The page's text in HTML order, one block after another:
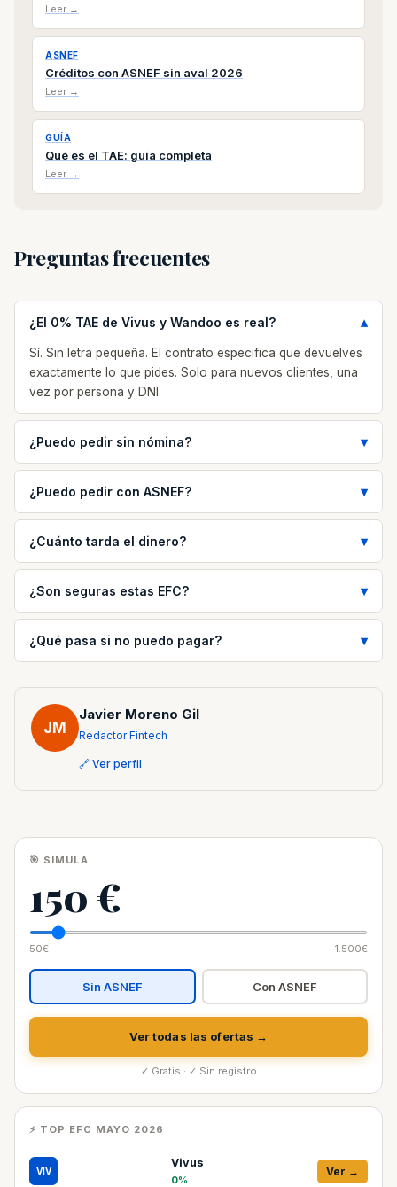
Leer →
ASNEF
Créditos con ASNEF sin aval 2026
Leer →
GUÍA
Qué es el TAE: guía completa
Leer →
Preguntas frecuentes
¿El 0% TAE de Vivus y Wandoo es real?
Sí. Sin letra pequeña. El contrato especifica que devuelves
exactamente lo que pides. Solo para nuevos clientes, una
vez por persona y DNI.
¿Puedo pedir sin nómina?
¿Puedo pedir con ASNEF?
¿Cuánto tarda el dinero?
¿Son seguras estas EFC?
¿Qué pasa si no puedo pagar?
JM
Javier Moreno Gil
Redactor Fintech
🔗 Ver perfil
🎯 SIMULA
150 €
50€ 1.500€
Sin ASNEF Con ASNEF
Ver todas las ofertas →
✓ Gratis · ✓ Sin registro
⚡ TOP EFC MAYO 2026
VIV
Vivus
0%
Ver →